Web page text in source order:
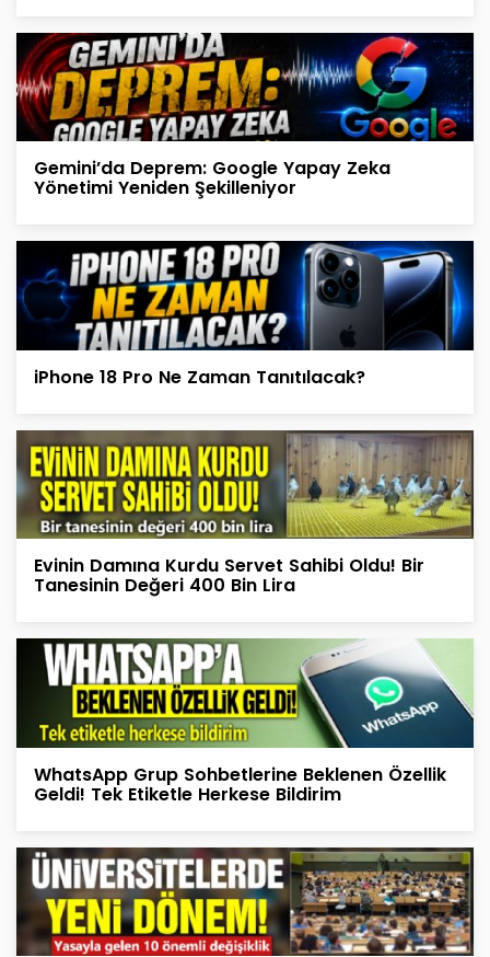
Gemini’da Deprem: Google Yapay Zeka
Yönetimi Yeniden Şekilleniyor
iPhone 18 Pro Ne Zaman Tanıtılacak?
Evinin Damına Kurdu Servet Sahibi Oldu! Bir
Tanesinin Değeri 400 Bin Lira
WhatsApp Grup Sohbetlerine Beklenen Özellik
Geldi! Tek Etiketle Herkese Bildirim